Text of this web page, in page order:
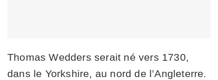
Thomas Wedders serait né vers 1730,
dans le Yorkshire, au nord de l’Angleterre.